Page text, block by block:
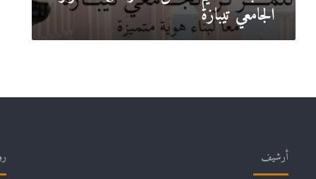
الجامعي تيبازة
أرشيف